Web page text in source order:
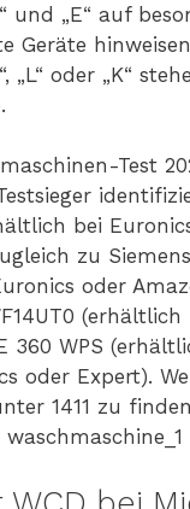
und „E“ auf
Geräte
„L“ oder „K“
Test
bei
zu
oder
(erhältlich
360 WPS
oder Expert).
1411 zu